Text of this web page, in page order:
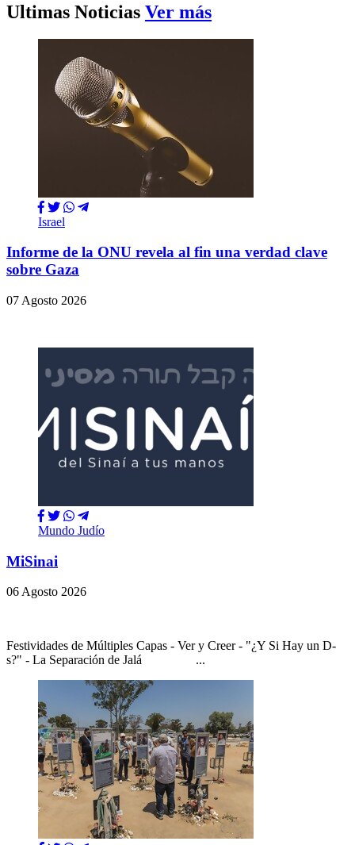
Ultimas Noticias Ver más
Israel
Informe de la ONU revela al fin una verdad clave
sobre Gaza
07 Agosto 2026
Mundo Judío
MiSinai
06 Agosto 2026
Festividades de Múltiples Capas - Ver y Creer - "¿Y Si Hay un D-
s?" - La Separación de Jalá ...